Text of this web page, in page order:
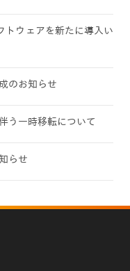
トウェアを新たに導入い
のお知らせ
う一時移転について
らせ